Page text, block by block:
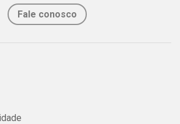
Fale conosco